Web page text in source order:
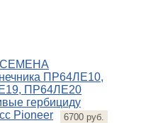
СЕМЕНА
ПР64ЛЕ10,
ПР64ЛЕ20
гербициду
Pioneer
6700 руб.